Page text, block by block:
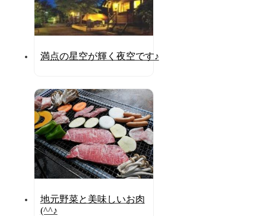
満点の星空が輝く夜空です♪
地元野菜と美味しいお肉
(^^♪